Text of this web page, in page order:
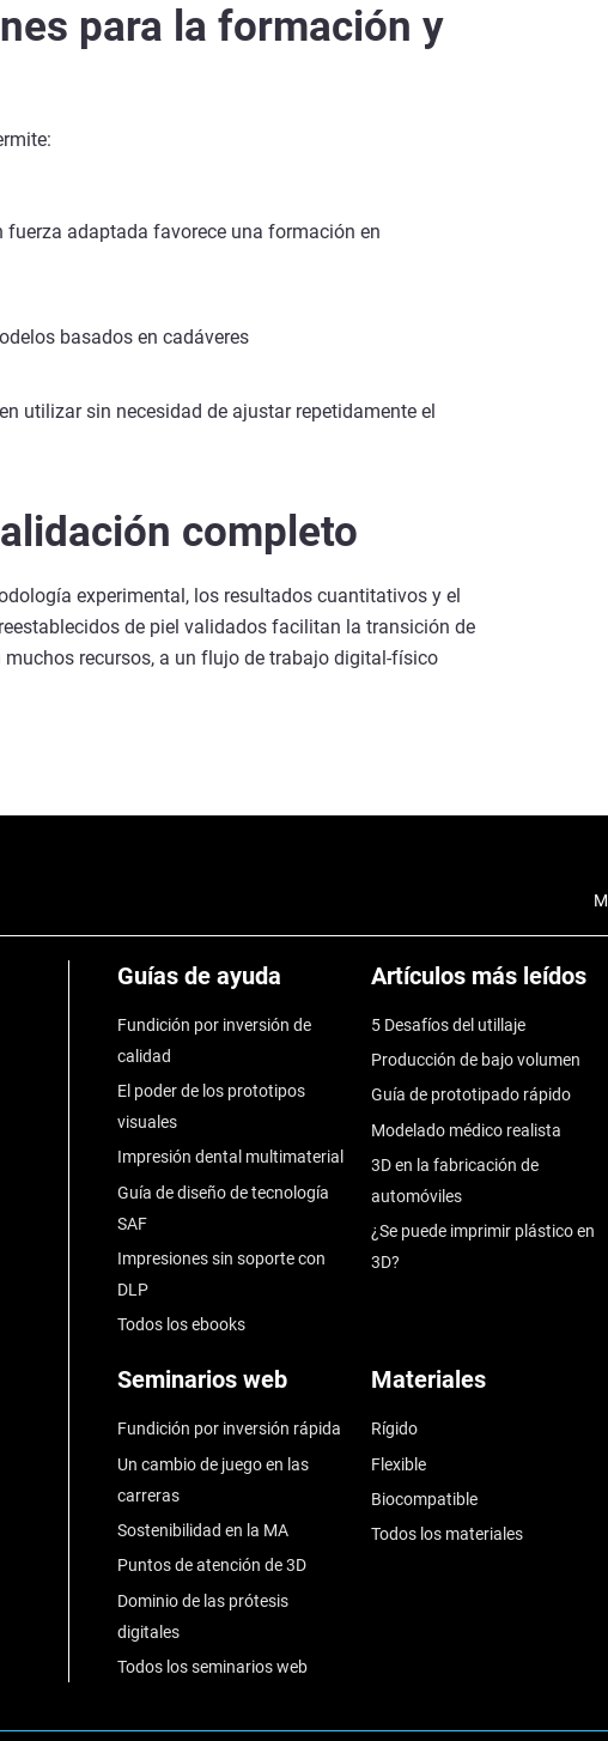
para la formación y
fuerza adaptada favorece una formación en
basados en cadáveres
utilizar sin necesidad de ajustar repetidamente el
completo
experimental, los resultados cuantitativos y el
de piel validados facilitan la transición de
recursos, a un flujo de trabajo digital-físico
Guías de ayuda
Fundición por inversión de
calidad
El poder de los prototipos
visuales
Impresión dental multimaterial
Guía de diseño de tecnología
SAF
Impresiones sin soporte con
DLP
Todos los ebooks
Artículos más leídos
5 Desafíos del utillaje
Producción de bajo volumen
Guía de prototipado rápido
Modelado médico realista
3D en la fabricación de
automóviles
¿Se puede imprimir plástico en
3D?
Seminarios web
Fundición por inversión rápida
Un cambio de juego en las
carreras
Sostenibilidad en la MA
Puntos de atención de 3D
Dominio de las prótesis
digitales
Todos los seminarios web
Materiales
Rígido
Flexible
Biocompatible
Todos los materiales